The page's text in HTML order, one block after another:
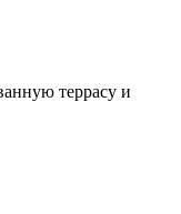
террасу и